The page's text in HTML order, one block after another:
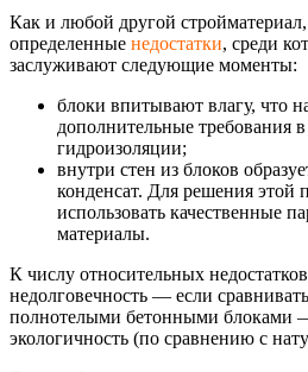
Как и любой другой
определенные недостатки, среди
заслуживают следующие моменты:
блоки впитывают влагу, что
дополнительные требования
гидроизоляции;
внутри стен из блоков
конденсат. Для решения
использовать качественные
материалы.
К числу относительных
недолговечность — если
полнотелыми бетонными
экологичность (по сравнению с